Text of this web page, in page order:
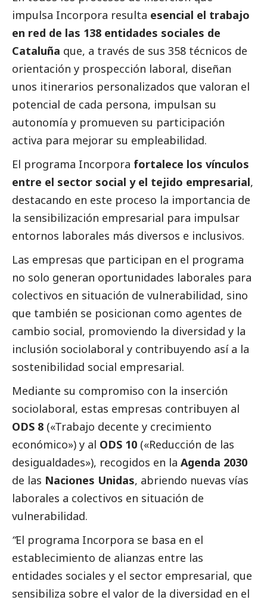
impulsa Incorpora resulta esencial el trabajo
en red de las 138 entidades sociales de
Cataluña que, a través de sus 358 técnicos de
orientación y prospección laboral, diseñan
unos itinerarios personalizados que valoran el
potencial de cada persona, impulsan su
autonomía y promueven su participación
activa para mejorar su empleabilidad.
El programa Incorpora fortalece los vínculos
entre el sector social y el tejido empresarial,
destacando en este proceso la importancia de
la sensibilización empresarial para impulsar
entornos laborales más diversos e inclusivos.
Las empresas que participan en el programa
no solo generan oportunidades laborales para
colectivos en situación de vulnerabilidad, sino
que también se posicionan como agentes de
cambio social, promoviendo la diversidad y la
inclusión sociolaboral y contribuyendo así a la
sostenibilidad social empresarial.
Mediante su compromiso con la inserción
sociolaboral, estas empresas contribuyen al
ODS 8 («Trabajo decente y crecimiento
económico») y al ODS 10 («Reducción de las
desigualdades»), recogidos en la Agenda 2030
de las Naciones Unidas, abriendo nuevas vías
laborales a colectivos en situación de
vulnerabilidad.
“El programa Incorpora se basa en el
establecimiento de alianzas entre las
entidades sociales y el sector empresarial, que
sensibiliza sobre el valor de la diversidad en el